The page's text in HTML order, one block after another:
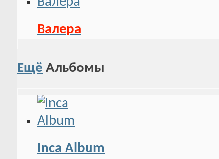
Валера
Ещё Альбомы
Inca Album